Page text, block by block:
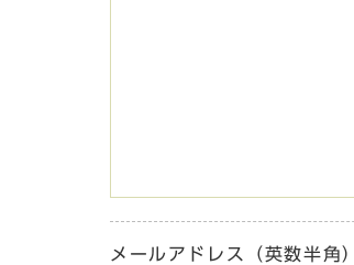
メールアドレス（英数半角）